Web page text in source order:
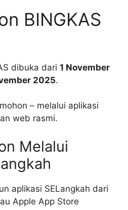
BINGKAS
dibuka dari 1 November
2025.
– melalui aplikasi
web rasmi.
Melalui
aplikasi SELangkah dari
Apple App Store